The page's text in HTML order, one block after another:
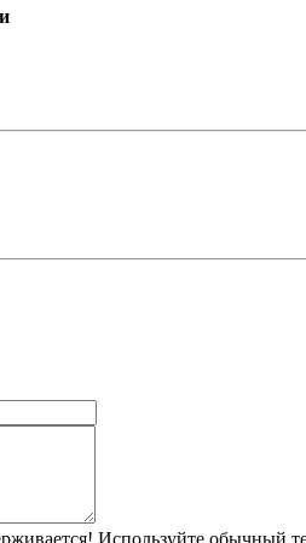
Используйте обычный